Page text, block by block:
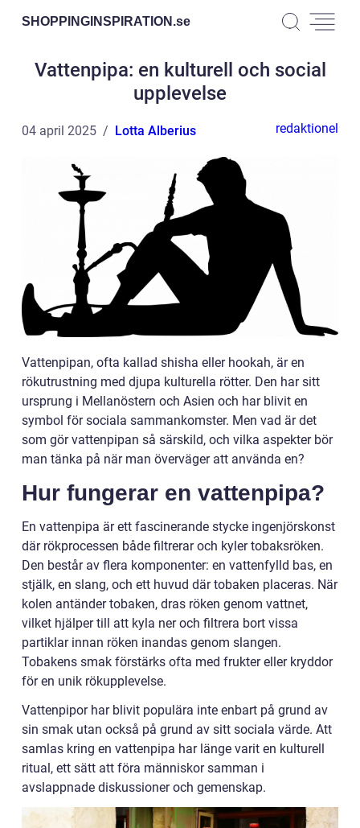
SHOPPINGINSPIRATION.se
Vattenpipa: en kulturell och social
upplevelse
04 april 2025 Lotta Alberius redaktionel
Vattenpipan, ofta kallad shisha eller hookah, är en
rökutrustning med djupa kulturella rötter. Den har sitt
ursprung i Mellanöstern och Asien och har blivit en
symbol för sociala sammankomster. Men vad är det
som gör vattenpipan så särskild, och vilka aspekter bör
man tänka på när man överväger att använda en?
Hur fungerar en vattenpipa?
En vattenpipa är ett fascinerande stycke ingenjörskonst
där rökprocessen både filtrerar och kyler tobaksröken.
Den består av flera komponenter: en vattenfylld bas, en
stjälk, en slang, och ett huvud där tobaken placeras. När
kolen antänder tobaken, dras röken genom vattnet,
vilket hjälper till att kyla ner och filtrera bort vissa
partiklar innan röken inandas genom slangen.
Tobakens smak förstärks ofta med frukter eller kryddor
för en unik rökupplevelse.
Vattenpipor har blivit populära inte enbart på grund av
sin smak utan också på grund av sitt sociala värde. Att
samlas kring en vattenpipa har länge varit en kulturell
ritual, ett sätt att föra människor samman i
avslappnade diskussioner och gemenskap.